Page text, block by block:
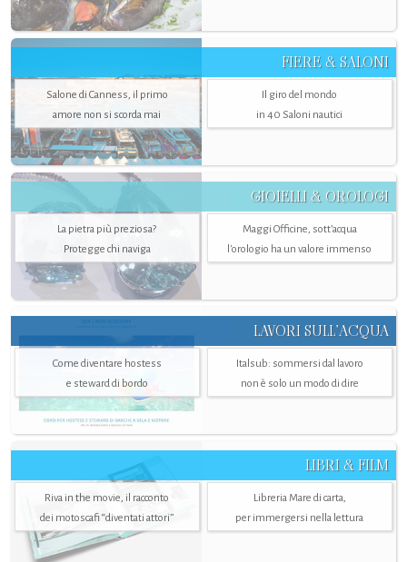
FIERE & SALONI
Salone di Canness, il primo
amore non si scorda mai
Il giro del mondo
in 40 Saloni nautici
GIOIELLI & OROLOGI
La pietra più preziosa?
Protegge chi naviga
Maggi Officine, sott’acqua
l'orologio ha un valore immenso
LAVORI SULL’ACQUA
Come diventare hostess
e steward di bordo
Italsub: sommersi dal lavoro
non è solo un modo di dire
LIBRI & FILM
Riva in the movie, il racconto
dei motoscafi “diventati attori”
Libreria Mare di carta,
per immergersi nella lettura